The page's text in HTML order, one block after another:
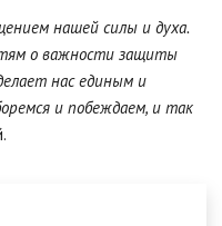
нашей силы и духа.
о важности защиты
нас единым и
и побеждаем, и так